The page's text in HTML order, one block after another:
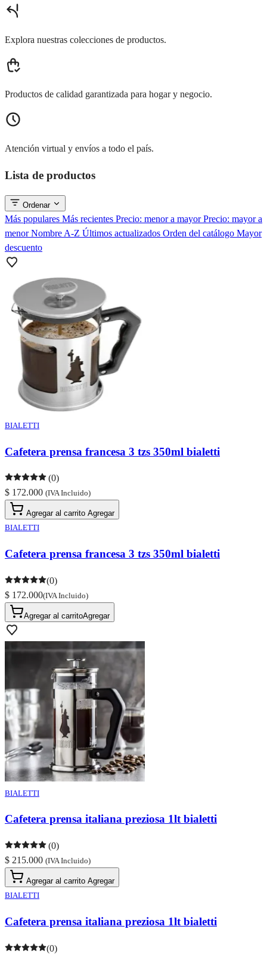
Explora nuestras colecciones de productos.
Productos de calidad garantizada para hogar y negocio.
Atención virtual y envíos a todo el país.
Lista de productos
Ordenar
Más populares Más recientes Precio: menor a mayorPrecio: mayor a
menorNombre A-Z Últimos actualizados Orden del catálogo Mayor
descuento
BIALETTI
Cafetera prensa francesa 3 tzs 350ml bialetti
(0)
$ 172.000 (IVA Incluido)
Agregar al carrito Agregar
BIALETTI
Cafetera prensa francesa 3 tzs 350ml bialetti
(0)
$ 172.000(IVA Incluido)
Agregar al carritoAgregar
BIALETTI
Cafetera prensa italiana preziosa 1lt bialetti
(0)
$ 215.000 (IVA Incluido)
Agregar al carrito Agregar
BIALETTI
Cafetera prensa italiana preziosa 1lt bialetti
(0)